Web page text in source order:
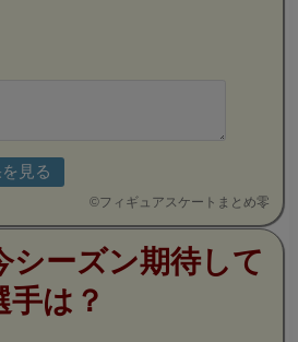
©フィギュアスケートまとめ零
シーズン期待して
手は？